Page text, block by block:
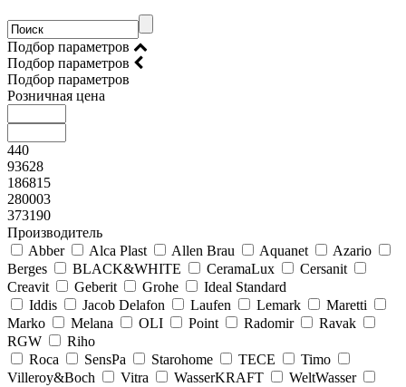
Подбор параметров
Подбор параметров
Подбор параметров
Розничная цена
440
93628
186815
280003
373190
Производитель
Abber
Alca Plast Allen Brau Aquanet
Azario
Berges
BLACK&WHITE CeramaLux
Cersanit
Creavit
Geberit Grohe
Ideal Standard
Iddis
Jacob Delafon Laufen Lemark
Maretti
Marko
Melana OLI Point Radomir
Ravak
RGW
Riho
Roca
SensPa Starohome TECE
Timo
Villeroy&Boсh
Vitra WasserKRAFT
WeltWasser